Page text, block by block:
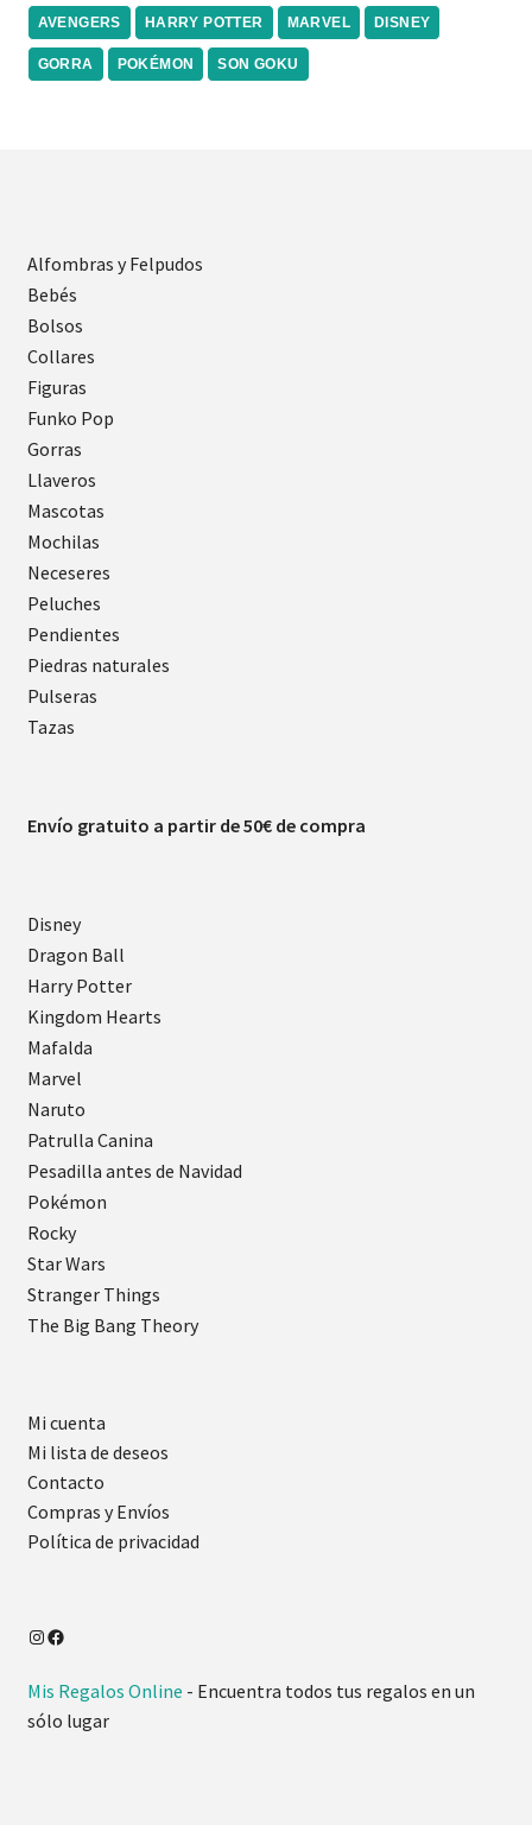
AVENGERS HARRY POTTER MARVEL DISNEY
GORRA POKÉMON SON GOKU
Alfombras y Felpudos
Bebés
Bolsos
Collares
Figuras
Funko Pop
Gorras
Llaveros
Mascotas
Mochilas
Neceseres
Peluches
Pendientes
Piedras naturales
Pulseras
Tazas
Envío gratuito a partir de 50€ de compra
Disney
Dragon Ball
Harry Potter
Kingdom Hearts
Mafalda
Marvel
Naruto
Patrulla Canina
Pesadilla antes de Navidad
Pokémon
Rocky
Star Wars
Stranger Things
The Big Bang Theory
Mi cuenta
Mi lista de deseos
Contacto
Compras y Envíos
Política de privacidad
Mis Regalos Online - Encuentra todos tus regalos en un
sólo lugar